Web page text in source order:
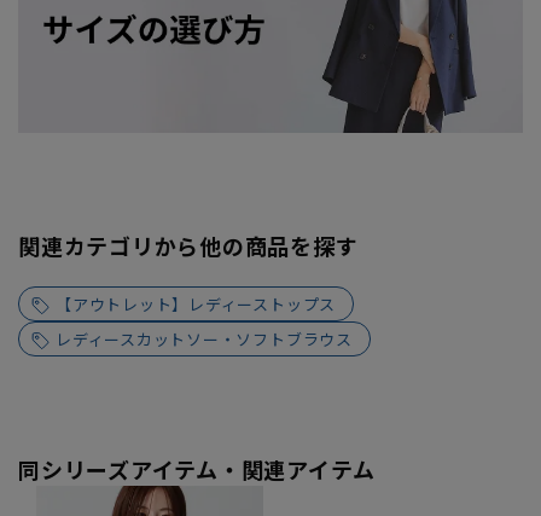
関連カテゴリから他の商品を探す
【アウトレット】レディーストップス
レディースカットソー・ソフトブラウス
同シリーズアイテム・関連アイテム